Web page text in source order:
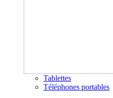
Tablettes
Téléphones portables